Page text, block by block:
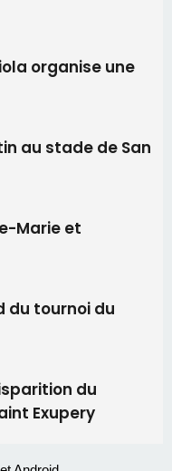
à Cruculi le
organise une
au stade de San
Marie et